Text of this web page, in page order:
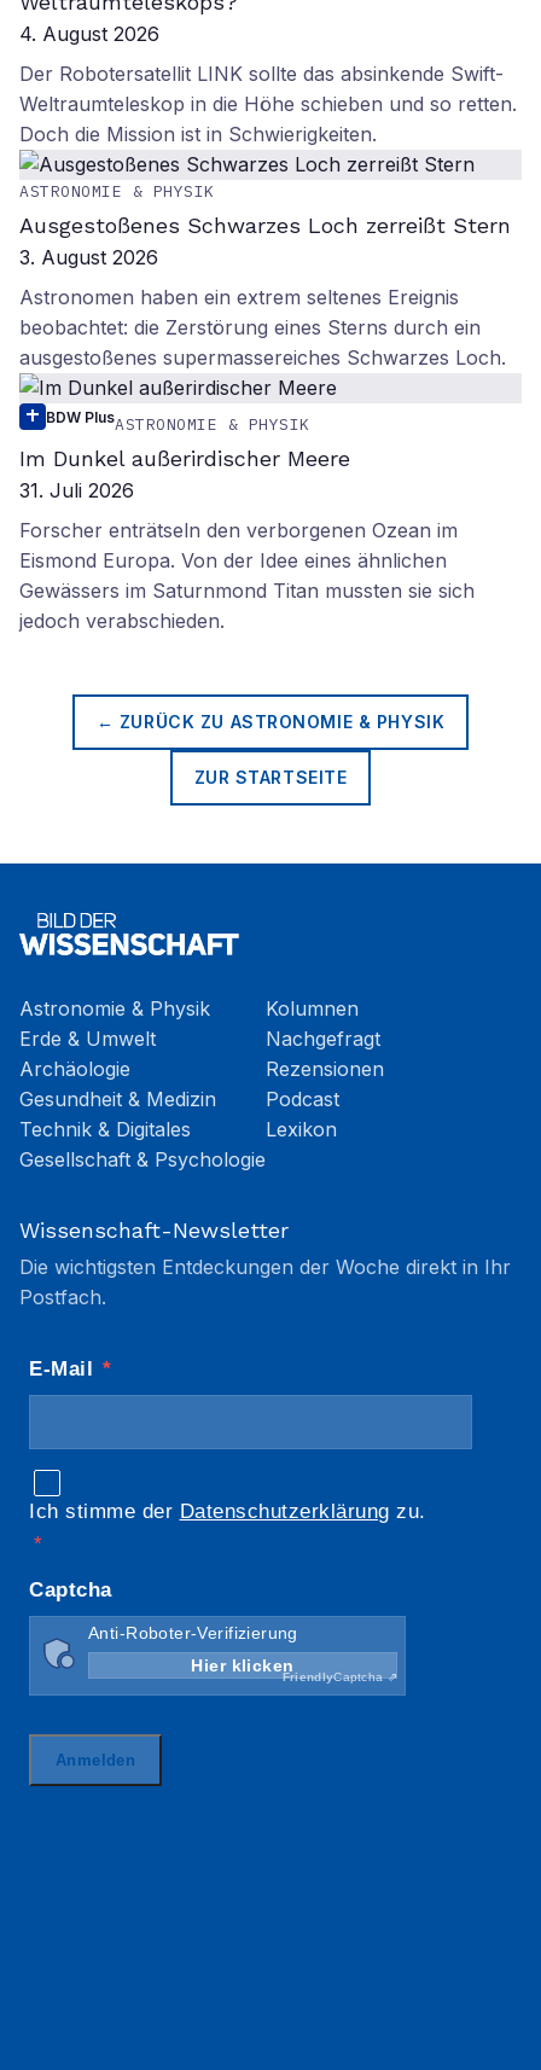
4. August 2026
Der Robotersatellit LINK sollte das absinkende Swift-
Weltraumteleskop in die Höhe schieben und so retten.
Doch die Mission ist in Schwierigkeiten.
ASTRONOMIE & PHYSIK
Ausgestoßenes Schwarzes Loch zerreißt Stern
3. August 2026
Astronomen haben ein extrem seltenes Ereignis
beobachtet: die Zerstörung eines Sterns durch ein
ausgestoßenes supermassereiches Schwarzes Loch.
BDW PlusASTRONOMIE & PHYSIK
Im Dunkel außerirdischer Meere
31. Juli 2026
Forscher enträtseln den verborgenen Ozean im
Eismond Europa. Von der Idee eines ähnlichen
Gewässers im Saturnmond Titan mussten sie sich
jedoch verabschieden.
← ZURÜCK ZU ASTRONOMIE & PHYSIK
ZUR STARTSEITE
Astronomie & Physik
Erde & Umwelt
Archäologie
Gesundheit & Medizin
Technik & Digitales
Gesellschaft & Psychologie
Kolumnen
Nachgefragt
Rezensionen
Podcast
Lexikon
Wissenschaft-Newsletter
Die wichtigsten Entdeckungen der Woche direkt in Ihr
Postfach.